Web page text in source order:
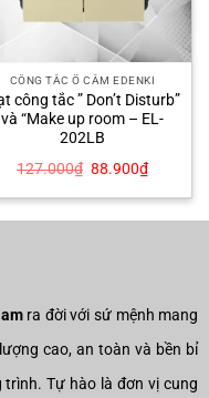
CÔNG TẮC Ổ CẮM EDENKI
công tắc ” Don’t Disturb”
và “Make up room – EL-
202LB
127.000₫ Giá
là:
88.900₫Giá
hiện
tại
88.900₫.
ra đời với sứ mệnh mang
cao, an toàn và bền bỉ
Tự hào là đơn vị cung